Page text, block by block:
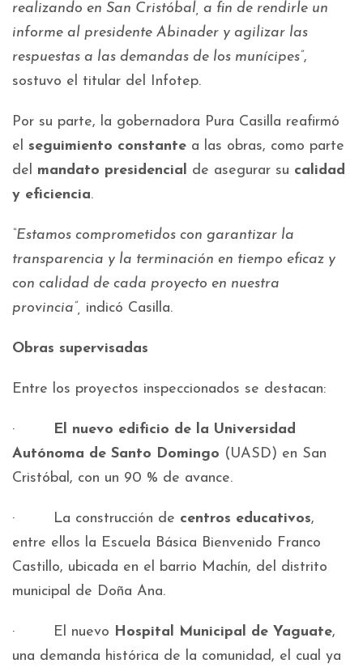
realizando en San Cristóbal, a fin de rendirle un
informe al presidente Abinader y agilizar las
respuestas a las demandas de los munícipes” ,
sostuvo el titular del Infotep.
Por su parte, la gobernadora Pura Casilla reafirmó
el seguimiento constante a las obras, como parte
del mandato presidencial de asegurar su calidad
y eficiencia.
“Estamos comprometidos con garantizar la
transparencia y la terminación en tiempo eficaz y
con calidad de cada proyecto en nuestra
provincia”,
indicó Casilla.
Obras supervisadas
Entre los proyectos inspeccionados se destacan:
·
El nuevo edificio de la Universidad
Autónoma de Santo Domingo (UASD) en San
Cristóbal, con un 90 % de avance.
· La construcción de centros educativos,
entre ellos la Escuela Básica Bienvenido Franco
Castillo, ubicada en el barrio Machín, del distrito
municipal de Doña Ana.
· El nuevo Hospital Municipal de Yaguate,
una demanda histórica de la comunidad, el cual ya